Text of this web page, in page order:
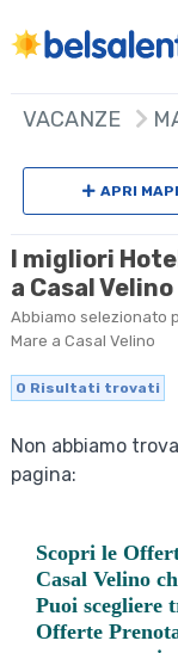
VACANZE
APRI
I migliori
a Casal Velino
Abbiamo selezionato
Mare a Casal Velino
0 Risultati trovati
Non abbiamo
pagina:
Scopri le
Casal Velino
Puoi scegliere
Offerte